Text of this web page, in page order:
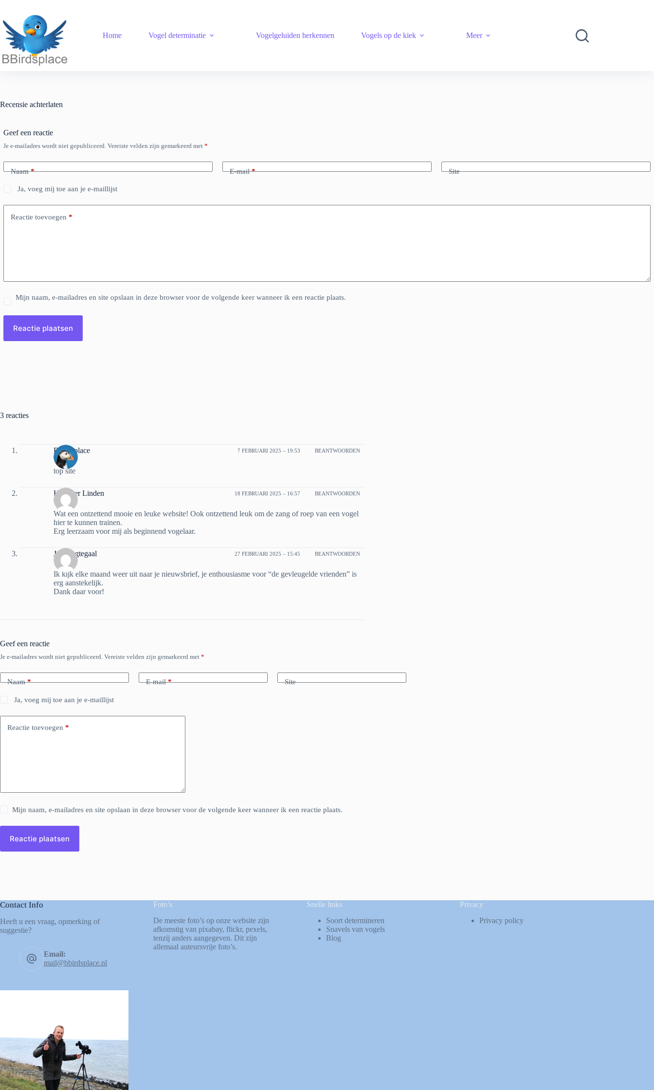
de
inhoud
Home Vogel determinatie Vogelgeluiden herkennen Vogels op de kiek Meer
Recensie achterlaten
Geef een reactie
Je e-mailadres wordt niet gepubliceerd. Vereiste velden zijn gemarkeerd met*
Naam* E-mail* Site
Ja, voeg mij toe aan je e-maillijst
Reactie toevoegen *
Mijn naam, e-mailadres en site opslaan in deze browser voor de volgende keer wanneer ik een reactie plaats.
Reactie plaatsen
3 reacties
Bbirdsplace 7 FEBRUARI 2025 – 19:53 BEANTWOORDEN
top site
Henk ter Linden 18 FEBRUARI 2025 – 16:57 BEANTWOORDEN
Wat een ontzettend mooie en leuke website! Ook ontzettend leuk om de zang of roep van een vogel
hier te kunnen trainen.
Erg leerzaam voor mij als beginnend vogelaar.
Jan Nagtegaal 27 FEBRUARI 2025 – 15:45 BEANTWOORDEN
Ik kijk elke maand weer uit naar je nieuwsbrief, je enthousiasme voor “de gevleugelde vrienden” is
erg aanstekelijk.
Dank daar voor!
Geef een reactie
Je e-mailadres wordt niet gepubliceerd. Vereiste velden zijn gemarkeerd met *
Naam* E-mail* Site
Ja, voeg mij toe aan je e-maillijst
Reactie toevoegen *
Mijn naam, e-mailadres en site opslaan in deze browser voor de volgende keer wanneer ik een reactie plaats.
Reactie plaatsen
Contact Info
Heeft u een vraag, opmerking of
suggestie?
Email:
mail@bbirdsplace.nl
Foto’s
De meeste foto’s op onze website zijn
afkomstig van pixabay, flickr, pexels,
tenzij anders aangegeven. Dit zijn
allemaal auteursvrije foto’s.
Snelle links
Soort determineren
Snavels van vogels
Blog
Privacy
Privacy policy